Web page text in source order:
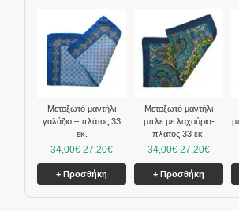
Mεταξωτό μαντήλι
γαλάζιο – πλάτος 33
εκ.
34,00€ 27,20€
+ Προσθήκη
Mεταξωτό μαντήλι
μπλε με λαχούρια-
πλάτος 33 εκ.
34,00€ 27,20€
+ Προσθήκη